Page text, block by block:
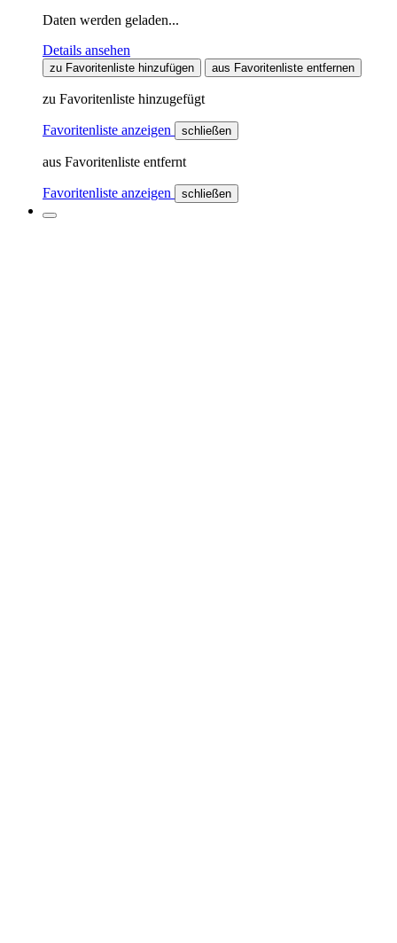
Daten werden geladen...
Details ansehen
zu Favoritenliste hinzufügen aus Favoritenliste entfernen
zu Favoritenliste hinzugefügt
Favoritenliste anzeigen schließen
aus Favoritenliste entfernt
Favoritenliste anzeigen schließen